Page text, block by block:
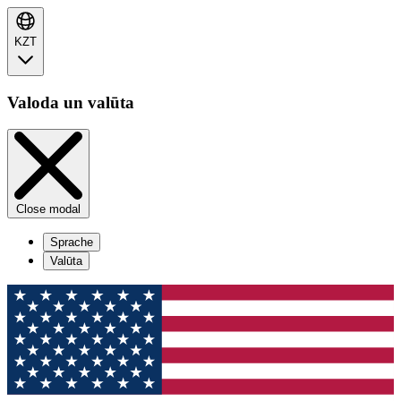
KZT
Valoda un valūta
Close modal
Sprache
Valūta